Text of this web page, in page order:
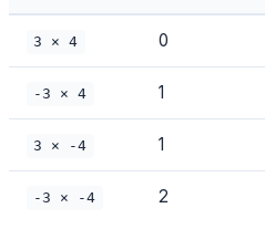
3 × 4 0
-3 × 4 1
3 × -4 1
-3 × -4 2